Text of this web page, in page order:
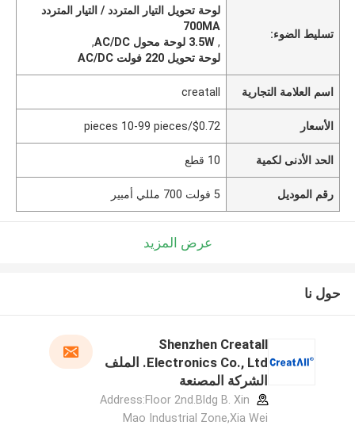
تسليط الضوء:
لوحة تحويل التيار المتردد / التيار المتردد
700MA
,3.5W لوحة محول AC/DC
,
لوحة تحويل 220 فولت AC/DC
اسم العلامة التجارية creatall
الأسعار $0.72/pieces 10-99 pieces
الحد الأدنى لكمية 10 قطع
رقم الموديل 5 فولت 700 مللي أمبير
عرض المزيد
حول نا
Shenzhen Creatall
Electronics Co., Ltd. الملف
الشركة المصنعة
Address:Floor 2nd.Bldg B. Xin
Mao Industrial Zone,Xia Wei